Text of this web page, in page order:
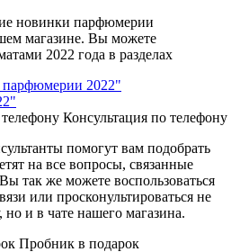
новинки парфюмерии
магазине. Вы можете
2022 года в разделах
2022"
Консультация по телефону
помогут вам подобрать
на все вопросы, связанные
так же можете воспользоваться
или просконультироваться не
но и в чате нашего магазина.
Пробник в подарок